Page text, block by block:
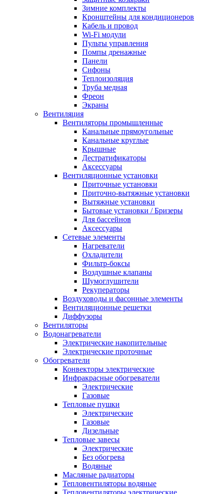
Зимние комплекты
Кронштейны для кондиционеров
Кабель и провод
Wi-Fi модули
Пульты управления
Помпы дренажные
Панели
Сифоны
Теплоизоляция
Труба медная
Фреон
Экраны
Вентиляция
Вентиляторы промышленные
Канальные прямоугольные
Канальные круглые
Крышные
Дестратификаторы
Аксессуары
Вентиляционные установки
Приточные установки
Приточно-вытяжные установки
Вытяжные установки
Бытовые установки / Бризеры
Для бассейнов
Аксессуары
Сетевые элементы
Нагреватели
Охладители
Фильтр-боксы
Воздушные клапаны
Шумоглушители
Рекуператоры
Воздуховоды и фасонные элементы
Вентиляционные решетки
Диффузоры
Вентиляторы
Водонагреватели
Электрические накопительные
Электрические проточные
Обогреватели
Конвекторы электрические
Инфракрасные обогреватели
Электрические
Газовые
Тепловые пушки
Электрические
Газовые
Дизельные
Тепловые завесы
Электрические
Без обогрева
Водяные
Масляные радиаторы
Тепловентиляторы водяные
Тепловентиляторы электрические